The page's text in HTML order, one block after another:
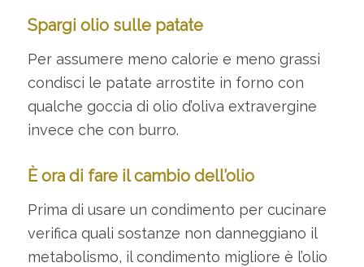
Spargi olio sulle patate
Per assumere meno calorie e meno grassi
condisci le patate arrostite in forno con
qualche goccia di olio d’oliva extravergine
invece che con burro.
È ora di fare il cambio dell’olio
Prima di usare un condimento per cucinare
verifica quali sostanze non danneggiano il
metabolismo, il condimento migliore è l’olio